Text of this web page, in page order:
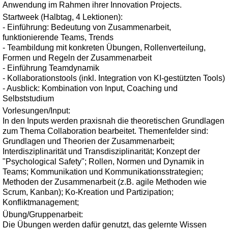
Anwendung im Rahmen ihrer Innovation Projects.
Startweek (Halbtag, 4 Lektionen):
- Einführung: Bedeutung von Zusammenarbeit,
funktionierende Teams, Trends
- Teambildung mit konkreten Übungen, Rollenverteilung,
Formen und Regeln der Zusammenarbeit
- Einführung Teamdynamik
- Kollaborationstools (inkl. Integration von KI-gestützten Tools)
- Ausblick: Kombination von Input, Coaching und
Selbststudium
Vorlesungen/Input:
In den Inputs werden praxisnah die theoretischen Grundlagen
zum Thema Collaboration bearbeitet. Themenfelder sind:
Grundlagen und Theorien der Zusammenarbeit;
Interdisziplinarität und Transdisziplinarität; Konzept der
"Psychological Safety"; Rollen, Normen und Dynamik in
Teams; Kommunikation und Kommunikationsstrategien;
Methoden der Zusammenarbeit (z.B. agile Methoden wie
Scrum, Kanban); Ko-Kreation und Partizipation;
Konfliktmanagement;
Übung/Gruppenarbeit:
Die Übungen werden dafür genutzt, das gelernte Wissen